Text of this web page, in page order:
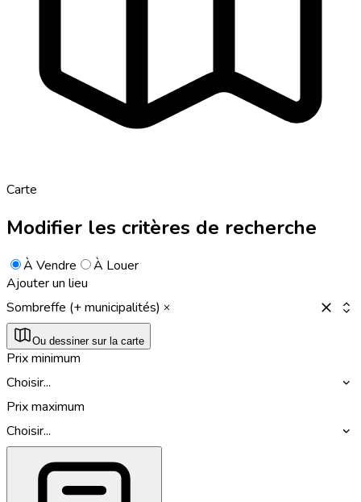
Carte
Modifier les critères de recherche
À Vendre
À Louer
Ajouter un lieu
Sombreffe (+ municipalités)
Ou dessiner sur la carte
Prix minimum
Choisir...
Prix maximum
Choisir...